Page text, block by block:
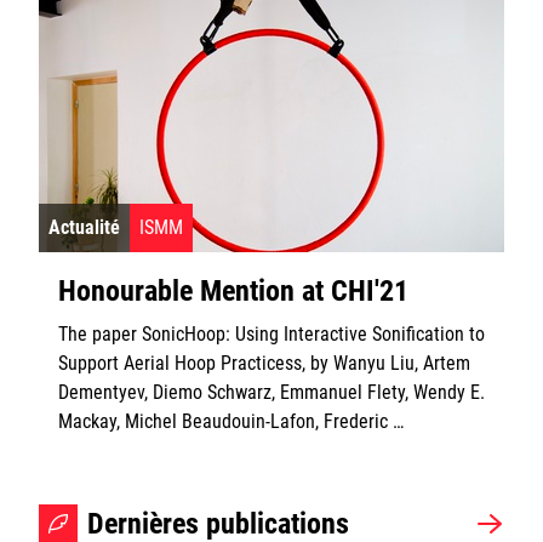
Actualité ISMM
Honourable Mention at CHI'21
The paper SonicHoop: Using Interactive Sonification to
Support Aerial Hoop Practicess, by Wanyu Liu, Artem
Dementyev, Diemo Schwarz, Emmanuel Flety, Wendy E.
Mackay, Michel Beaudouin-Lafon, Frederic …
Dernières publications